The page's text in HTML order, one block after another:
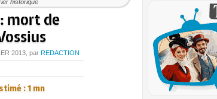
historique
mort de
2013, par REDACTION
: 1 mn